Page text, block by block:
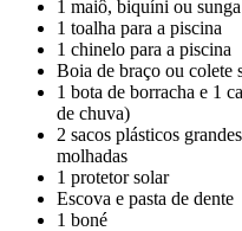
1 maiô, biquíni ou sunga
1 toalha para a piscina
1 chinelo para a piscina
Boia de braço ou colete
1 bota de borracha e 1
de chuva)
2 sacos plásticos
molhadas
1 protetor solar
Escova e pasta de dente
1 boné